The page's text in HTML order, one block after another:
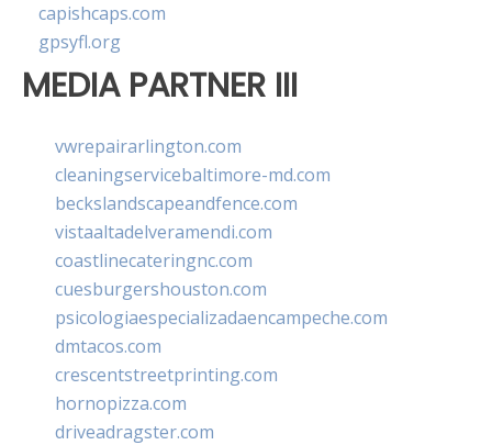
capishcaps.com
gpsyfl.org
MEDIA PARTNER III
vwrepairarlington.com
cleaningservicebaltimore-md.com
beckslandscapeandfence.com
vistaaltadelveramendi.com
coastlinecateringnc.com
cuesburgershouston.com
psicologiaespecializadaencampeche.com
dmtacos.com
crescentstreetprinting.com
hornopizza.com
driveadragster.com